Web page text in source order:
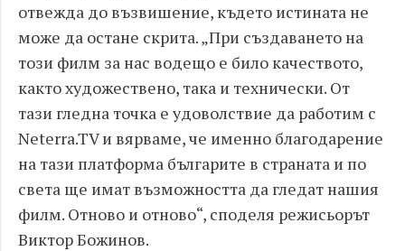
отвежда до възвишение, където истината не
може да остане скрита. „При създаването на
този филм за нас водещо е било качеството,
както художествено, така и технически. От
тази гледна точка е удоволствие да работим с
Neterra.TV и вярваме, че именно благодарение
на тази платформа българите в страната и по
света ще имат възможността да гледат нашия
филм. Отново и отново“, споделя режисьорът
Виктор Божинов.